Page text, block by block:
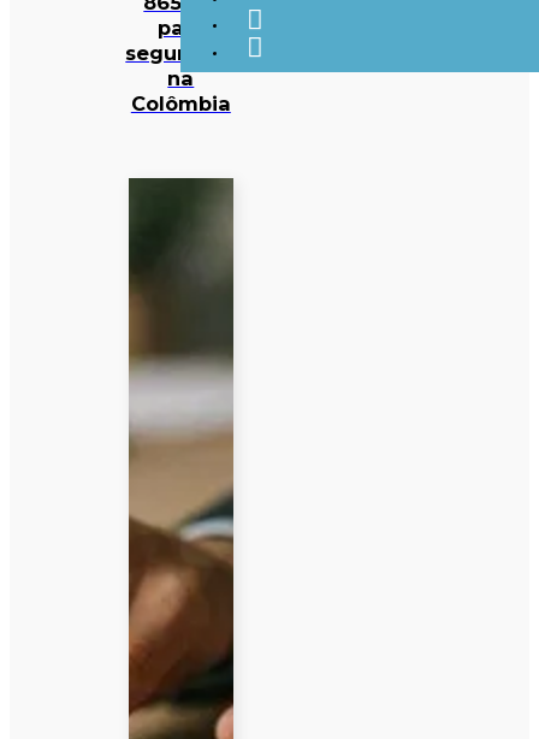
para
segurança
na
Colômbia